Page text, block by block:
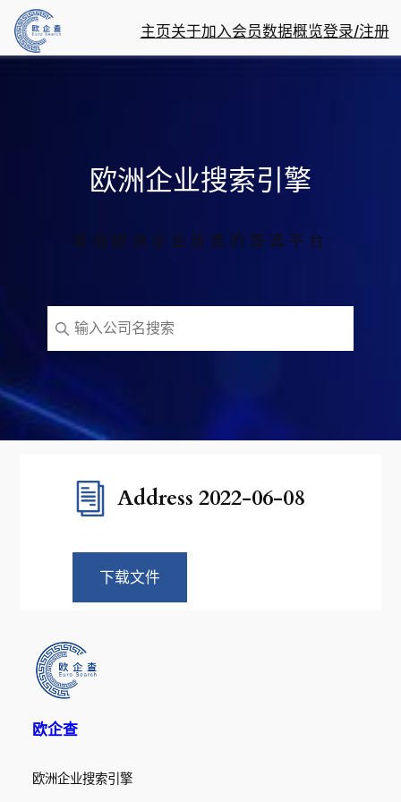
内
主页关于加入会员数据概览登录/注册
欧洲企业搜索引擎
查询欧洲企业信息的首选平台
Address 2022-06-08
下载文件
欧企查
欧洲企业搜索引擎